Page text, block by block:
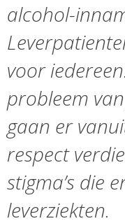
alcohol-
voor
probleem
gaan er
respect
stigma’s die
leverziekten.